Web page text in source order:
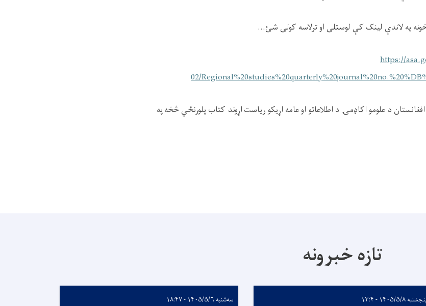
په لاندې لينک کې لوستلی او ترلاسه کولی شئ...
https://
02/
د علومو اکاډمۍ د اطلاعاتو او عامه اړیکو ریاست اړوند کتاب پلورنځي څخه په
تازه خبرونه
۱۴۰۵/۵/۸ - ۱۳:۴ سه‌شنبه ۱۴۰۵/۵/۶ - ۱۸:۴۷